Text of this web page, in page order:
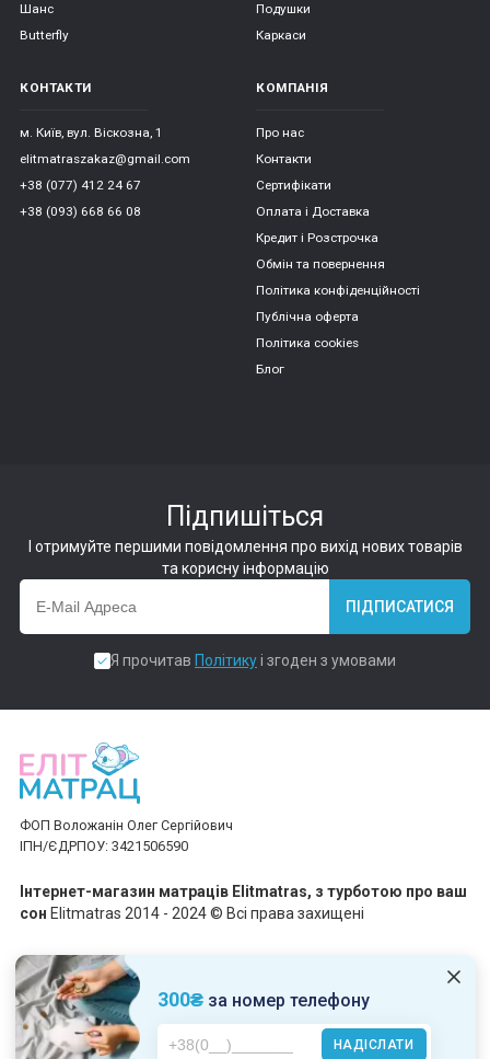
300₴за номер телефону
НАДІСЛАТИ
Шанс
Butterfly
Подушки
Каркаси
КОНТАКТИ
м. Київ, вул. Віскозна, 1
elitmatraszakaz@gmail.com
+38 (077) 412 24 67
+38 (093) 668 66 08
КОМПАНІЯ
Про нас
Контакти
Сертифікати
Оплата і Доставка
Кредит і Розстрочка
Обмін та повернення
Політика конфіденційності
Публічна оферта
Політика cookies
Блог
Підпишіться
І отримуйте першими повідомлення про вихід нових товарів
та корисну інформацію
ПІДПИСАТИСЯ
Я прочитав Політикуі згоден з умовами
ФОП Воложанін Олег Сергійович
ІПН/ЄДРПОУ: 3421506590
Інтернет-магазин матраців Elitmatras, з турботою про ваш
сон Elitmatras 2014 - 2024 © Всі права захищені
Приймаємо платежі